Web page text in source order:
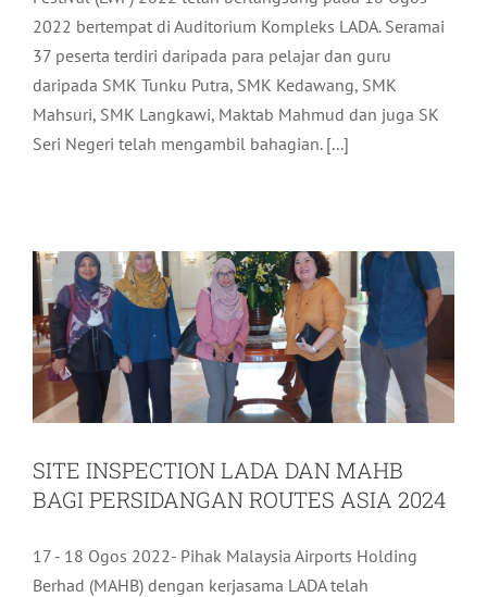
2022 bertempat di Auditorium Kompleks LADA. Seramai
37 peserta terdiri daripada para pelajar dan guru
daripada SMK Tunku Putra, SMK Kedawang, SMK
Mahsuri, SMK Langkawi, Maktab Mahmud dan juga SK
Seri Negeri telah mengambil bahagian. [...]
SITE INSPECTION LADA DAN MAHB
SITE INSPECTION LADA DAN MAHB
BAGI PERSIDANGAN ROUTES ASIA 2024
17 - 18 Ogos 2022- Pihak Malaysia Airports Holding
Berhad (MAHB) dengan kerjasama LADA telah